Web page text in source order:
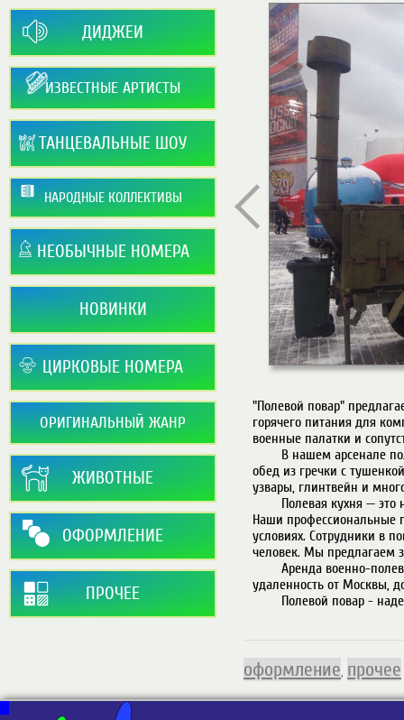
ДИДЖЕИ
ИЗВЕСТНЫЕ АРТИСТЫ
ТАНЦЕВАЛЬНЫЕ ШОУ
НАРОДНЫЕ КОЛЛЕКТИВЫ
НЕОБЫЧНЫЕ НОМЕРА
НОВИНКИ
ЦИРКОВЫЕ НОМЕРА
ОРИГИНАЛЬНЫЙ ЖАНР
ЖИВОТНЫЕ
ОФОРМЛЕНИЕ
ПРОЧЕЕ
"Полевой повар"
горячего питания для
военные палатки и
обед из гречки с
узвары, глинтвейн и
Наши профессиональные
условиях. Сотрудники в
человек. Мы предлагаем
удаленность от Москвы,
оформление, прочее